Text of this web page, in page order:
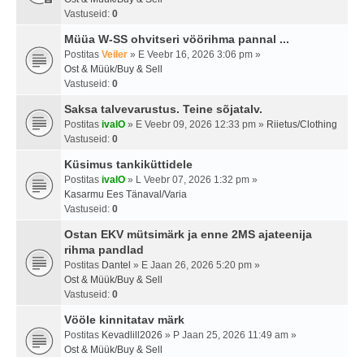
Vastuseid: 0
Müüa W-SS ohvitseri vöörihma pannal ...
Postitas Veiler » E Veebr 16, 2026 3:06 pm »
Ost & Müük/Buy & Sell
Vastuseid: 0
Saksa talvevarustus. Teine sõjatalv.
Postitas ivalO » E Veebr 09, 2026 12:33 pm » Riietus/Clothing
Vastuseid: 0
Küsimus tankiküttidele
Postitas ivalO » L Veebr 07, 2026 1:32 pm »
Kasarmu Ees Tänaval/Varia
Vastuseid: 0
Ostan EKV mütsimärk ja enne 2MS ajateenija
rihma pandlad
Postitas Dantel » E Jaan 26, 2026 5:20 pm »
Ost & Müük/Buy & Sell
Vastuseid: 0
Vööle kinnitatav märk
Postitas Kevadlill2026 » P Jaan 25, 2026 11:49 am »
Ost & Müük/Buy & Sell